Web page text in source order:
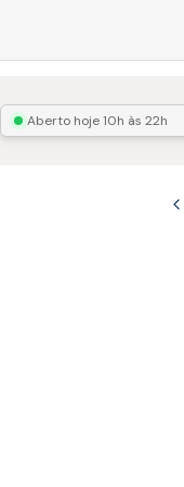
Aberto hoje10h às 22h